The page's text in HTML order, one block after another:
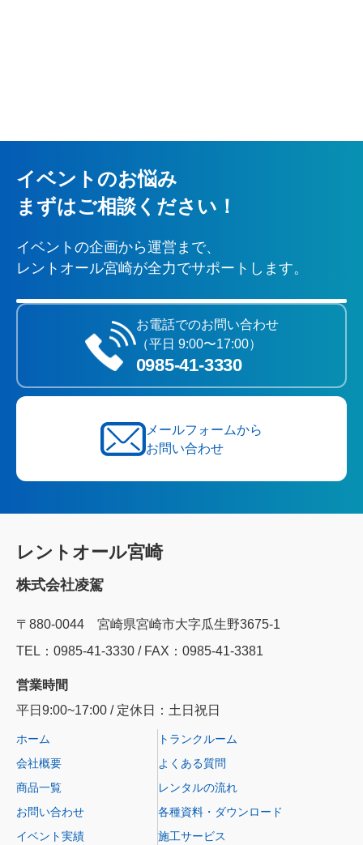
イベントのお悩み
まずはご相談ください！
イベントの企画から運営まで、
レントオール宮崎が全力でサポートします。
お電話でのお問い合わせ
（平日 9:00〜17:00）
0985‐41‐3330
メールフォームから
お問い合わせ
レントオール宮崎
株式会社凌駕
〒880-0044 宮崎県宮崎市大字瓜生野3675-1
TEL：0985‐41‐3330 / FAX：0985-41-3381
営業時間
平日9:00~17:00 / 定休日：土日祝日
ホーム
会社概要
商品一覧
お問い合わせ
イベント実績
トランクルーム
よくある質問
レンタルの流れ
各種資料・ダウンロード
施工サービス